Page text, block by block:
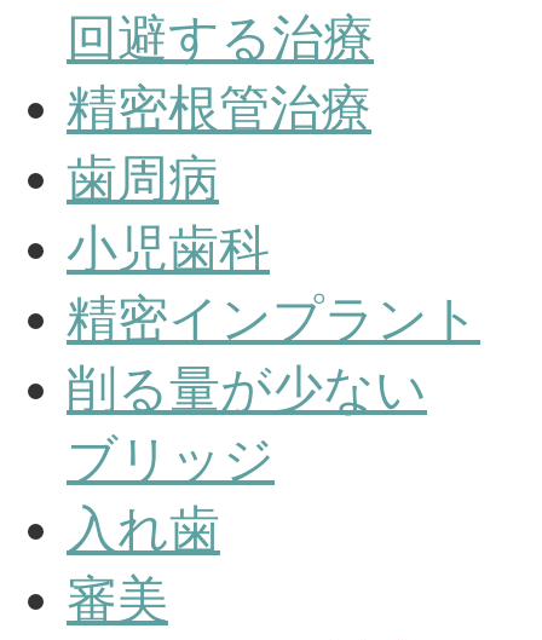
回避する治療
精密根管治療
歯周病
小児歯科
精密インプラント
削る量が少ない
ブリッジ
入れ歯
審美